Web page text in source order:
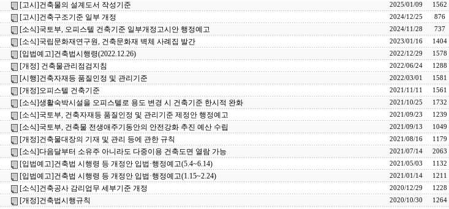
[고시]건축물의 설계도서 작성기준 2025/01/09 1562
[고시]건축구조기준 일부 개정 2024/12/25 876
[소식]국토부, 오피스텔 건축기준 일부개정고시안 행정예고 2024/11/28 737
[소식]국립문화재연구원, 건축문화재 벽체 사례집 발간 2023/01/16 1404
[입법예고]건축법시행령(2022.12.26) 2022/12/29 1578
[개정] 건축물관리점검지침 2022/06/24 1288
[시행]건축자재등 품질인정 및 관리기준 2022/03/01 1581
[개정]오피스텔 건축기준 2021/11/11 1561
[소식]생활숙박시설을 오피스텔로 용도 변경 시 건축기준 한시적 완화 2021/10/25 1732
[소식]국토부, 건축자재등 품질인정 및 관리기준 제정안 행정예고 2021/09/23 1239
[소식]국토부, 건축물 전생애주기동안의 안전강화 추진 예산 수립 2021/09/13 1049
[개정]건축물대장의 기재 및 관리 등에 관한 규칙 2021/08/16 1179
[소식]다음달부터 소유주 아니라도 다중이용 건축도면 열람 가능 2021/07/14 2063
[입법예고]건축법 시행령 등 개정안 입법·행정예고(5.4~6.14) 2021/05/03 1132
[입법예고]건축법 시행령 등 개정안 입법·행정예고(1.15~2.24) 2021/01/14 1211
[소식]건축공사 감리업무 세부기준 개정 2020/12/29 1228
[개정]건축법시행규칙 2020/10/30 1264